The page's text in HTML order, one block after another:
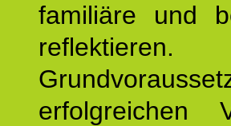
familiäre und
erfolgreichen